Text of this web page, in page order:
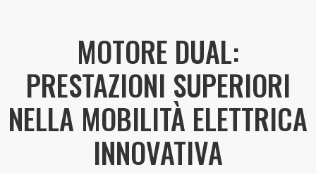
MOTORE DUAL:
PRESTAZIONI SUPERIORI
NELLA MOBILITÀ ELETTRICA
INNOVATIVA